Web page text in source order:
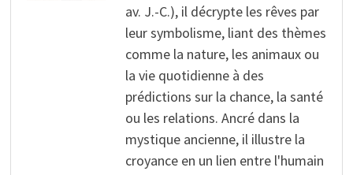
av. J.-C.), il décrypte les rêves par
leur symbolisme, liant des thèmes
comme la nature, les animaux ou
la vie quotidienne à des
prédictions sur la chance, la santé
ou les relations. Ancré dans la
mystique ancienne, il illustre la
croyance en un lien entre l'humain